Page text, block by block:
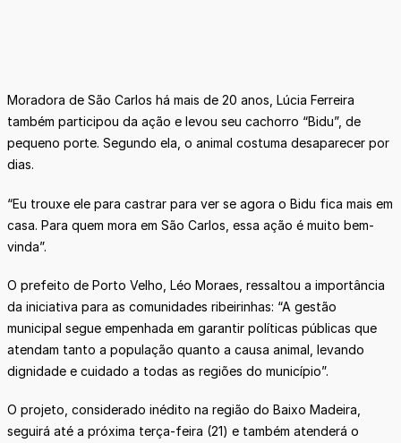
Moradora de São Carlos há mais de 20 anos, Lúcia Ferreira
também participou da ação e levou seu cachorro “Bidu”, de
pequeno porte. Segundo ela, o animal costuma desaparecer por
dias.
“Eu trouxe ele para castrar para ver se agora o Bidu fica mais em
casa. Para quem mora em São Carlos, essa ação é muito bem-
vinda”.
O prefeito de Porto Velho, Léo Moraes, ressaltou a importância
da iniciativa para as comunidades ribeirinhas: “A gestão
municipal segue empenhada em garantir políticas públicas que
atendam tanto a população quanto a causa animal, levando
dignidade e cuidado a todas as regiões do município”.
O projeto, considerado inédito na região do Baixo Madeira,
seguirá até a próxima terça-feira (21) e também atenderá o